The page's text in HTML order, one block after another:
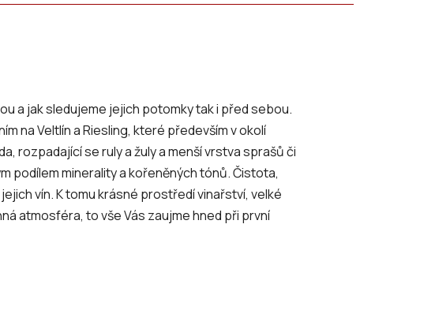
a jak sledujeme jejich potomky tak i před sebou.
na Veltlín a Riesling, které především v okolí
rozpadající se ruly a žuly a menší vrstva sprašů či
podílem minerality a kořeněných tónů. Čistota,
vín. K tomu krásné prostředí vinařství, velké
atmosféra, to vše Vás zaujme hned při první